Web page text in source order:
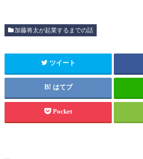
加藤将太が起業するまでの話
ツイート
はてブ
Pocket